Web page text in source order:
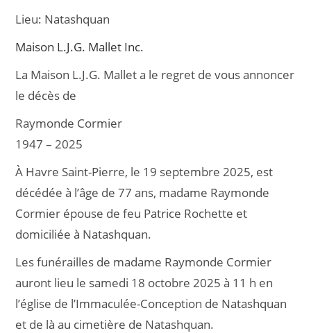
Lieu: Natashquan
Maison L.J.G. Mallet Inc.
La Maison L.J.G. Mallet a le regret de vous annoncer
le décès de
Raymonde Cormier
1947 – 2025
À Havre Saint-Pierre, le 19 septembre 2025, est
décédée à l’âge de 77 ans, madame Raymonde
Cormier épouse de feu Patrice Rochette et
domiciliée à Natashquan.
Les funérailles de madame Raymonde Cormier
auront lieu le samedi 18 octobre 2025 à 11 h en
l’église de l’Immaculée-Conception de Natashquan
et de là au cimetière de Natashquan.